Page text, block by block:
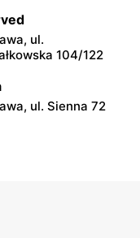
Mazowiecki, ul.
48
ul.
ul.
104/122
ul. Sienna 72